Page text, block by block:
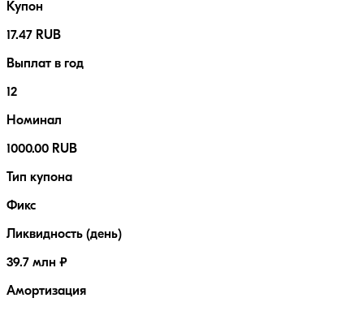
Купон
17.47 RUB
Выплат в год
12
Номинал
1000.00 RUB
Тип купона
Фикс
Ликвидность (день)
39.7 млн ₽
Амортизация